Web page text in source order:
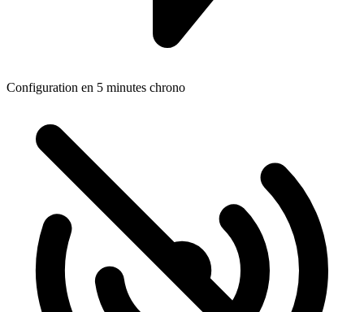
Configuration en 5 minutes chrono